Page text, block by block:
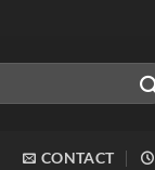
CONTACT